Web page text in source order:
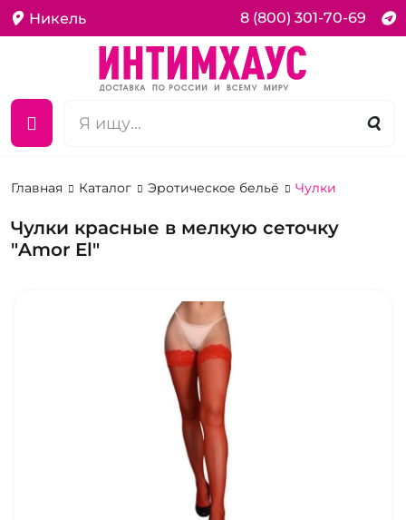
Никель 8 (800) 301-70-69
Главная Каталог Эротическое бельё Чулки
Чулки красные в мелкую сеточку
"Amor El"